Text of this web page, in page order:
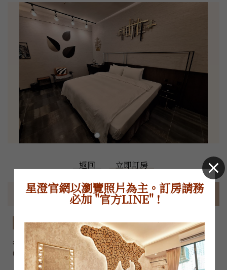
返回 立即訂房
房型特色 價格表 住房須知
房型特色
#203 (黑潮) 房間總共有8坪，可以做成一個8呎特大雙人床
(240 X 200 cm)，附有一個標準浴缸。
星澄官網以瀏覽照片為主。訂房請務
必加 "官方LINE" !